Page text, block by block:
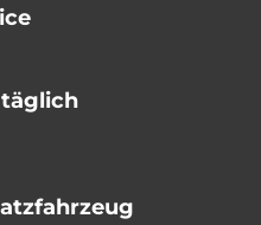
täglich